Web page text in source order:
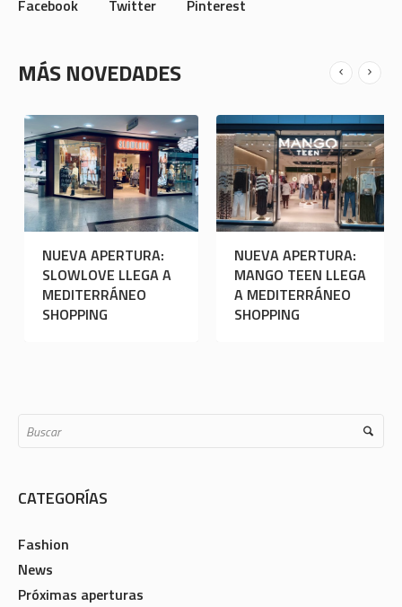
Facebook Twitter Pinterest
MÁS NOVEDADES
APERTURA:
LLEGA A
NUEVA APERTURA:
SLOWLOVE LLEGA A
MEDITERRÁNEO
SHOPPING
CATEGORÍAS
Fashion
News
Próximas aperturas